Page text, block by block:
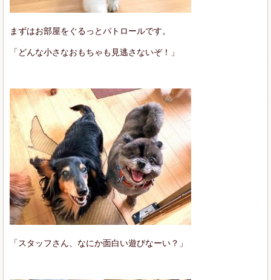
まずはお部屋をぐるっとパトロールです。
「どんな小さなおもちゃも見逃さないぞ！」
「スタッフさん、なにか面白い遊びなーい？」